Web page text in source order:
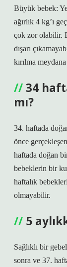
Büyük bebek:
ağırlık 4 kg’ı
çok zor olabilir.
dışarı
kırılma
34
mı?
34. haftada
önce
haftada doğan
bebeklerin bir
haftalık
olmayabilir.
5
Sağlıklı bir
sonra ve 37.